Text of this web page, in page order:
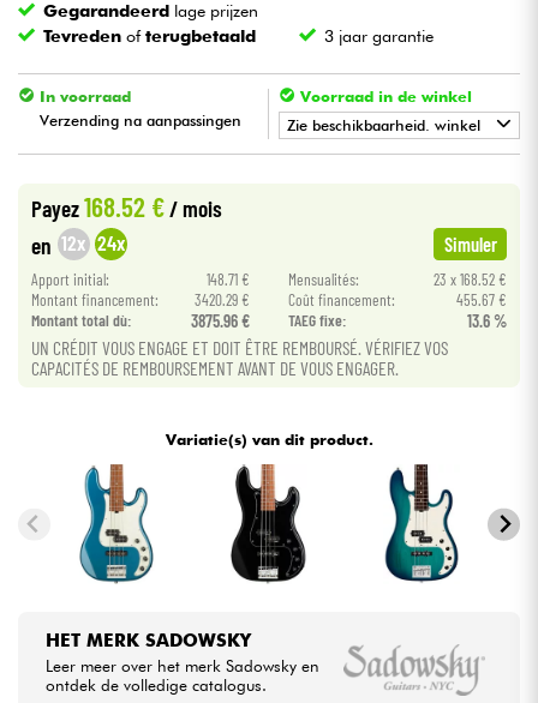
Viool & Quatuor
Kinderen
HiFi
Sets
Bekijk onze merken
Gegarandeerd lage prijzen
Tevreden ofterugbetaald 3 jaar garantie
In voorraad
Verzending na aanpassingen
Voorraad in de winkel
Zie beschikbaarheid. winkel
Payez168.52 € / mois
en 12x 24x Simuler
Apport initial: 148.71 € Mensualités:
23 x 168.52 €
Montant financement:
3420.29 € Coût financement:
455.67 €
Montant total dù:
3875.96 € TAEG fixe: 13.6 %
UN CRÉDIT VOUS ENGAGE ET DOIT ÊTRE REMBOURSÉ. VÉRIFIEZ VOS
CAPACITÉS DE REMBOURSEMENT AVANT DE VOUS ENGAGER.
Variatie(s) van dit product.
HET MERK SADOWSKY
Leer meer over het merk Sadowsky en
ontdek de volledige catalogus.